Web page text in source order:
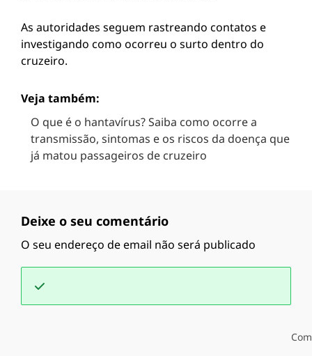
As autoridades seguem rastreando contatos e
investigando como ocorreu o surto dentro do
cruzeiro.
Veja também:
O que é o hantavírus? Saiba como ocorre a
transmissão, sintomas e os riscos da doença que
já matou passageiros de cruzeiro
Deixe o seu comentário
O seu endereço de email não será publicado